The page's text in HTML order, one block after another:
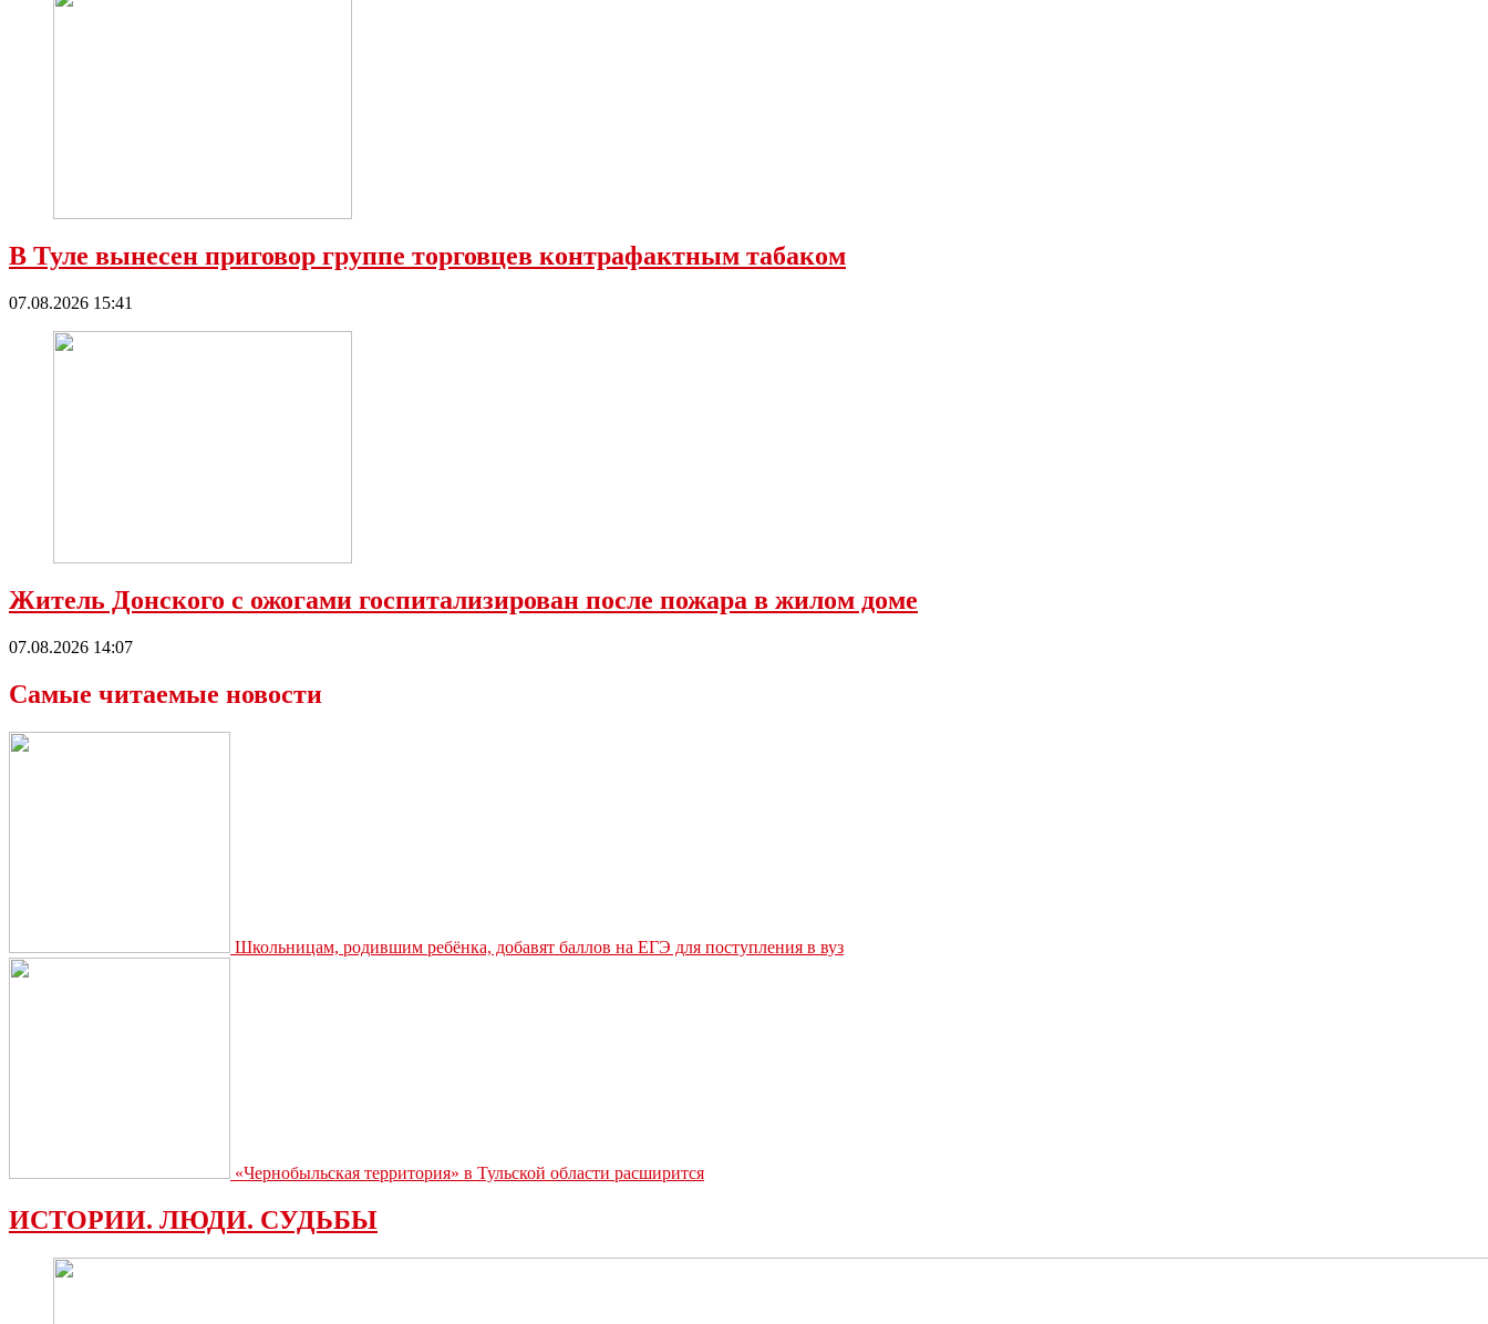
В Туле вынесен приговор группе торговцев контрафактным табаком
07.08.2026 15:41
Житель Донского с ожогами госпитализирован после пожара в жилом доме
07.08.2026 14:07
Самые читаемые новости
Школьницам, родившим ребёнка, добавят баллов на ЕГЭ для поступления в вуз
«Чернобыльская территория» в Тульской области расширится
ИСТОРИИ. ЛЮДИ. СУДЬБЫ